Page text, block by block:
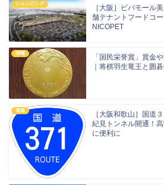
ショッピング
［大阪］ビバモール
舗テナントフードコ
NICOPET
情報
「国民栄誉賞」賞金
｜将棋羽生竜王と囲
道路
［大阪和歌山］国道
紀見トンネル開通！
に便利に